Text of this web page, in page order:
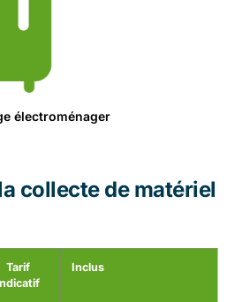
électroménager
collecte de matériel
Tarif
Inclus